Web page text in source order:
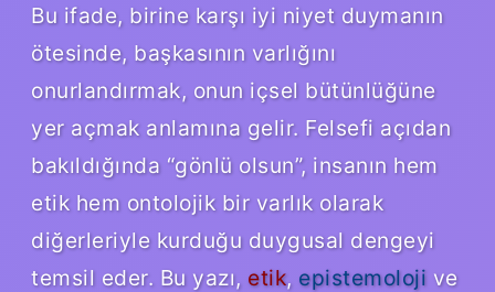
Bu ifade, birine karşı iyi niyet duymanın
ötesinde, başkasının varlığını
onurlandırmak, onun içsel bütünlüğüne
yer açmak anlamına gelir. Felsefi açıdan
bakıldığında “gönlü olsun”, insanın hem
etik hem ontolojik bir varlık olarak
diğerleriyle kurduğu duygusal dengeyi
temsil eder. Bu yazı, etik, epistemoloji ve